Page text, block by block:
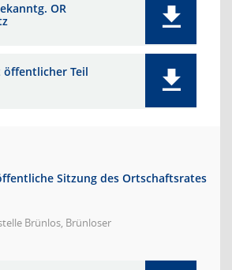
OR
Teil
Sitzung des Ortschaftsrates
Brünlos, Brünloser